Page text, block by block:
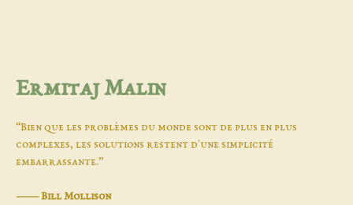
Ermitaj Malin
“Bien que les problèmes du monde sont de plus en plus
complexes, les solutions restent d'une simplicité
embarrassante.”
―Bill Mollison